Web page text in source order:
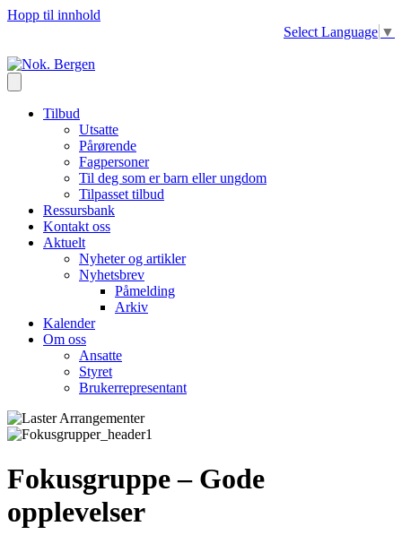
Hopp til innhold
Select Language ▼
Tilbud
Utsatte
Pårørende
Fagpersoner
Til deg som er barn eller ungdom
Tilpasset tilbud
Ressursbank
Kontakt oss
Aktuelt
Nyheter og artikler
Nyhetsbrev
Påmelding
Arkiv
Kalender
Om oss
Ansatte
Styret
Brukerrepresentant
Fokusgruppe – Gode
opplevelser